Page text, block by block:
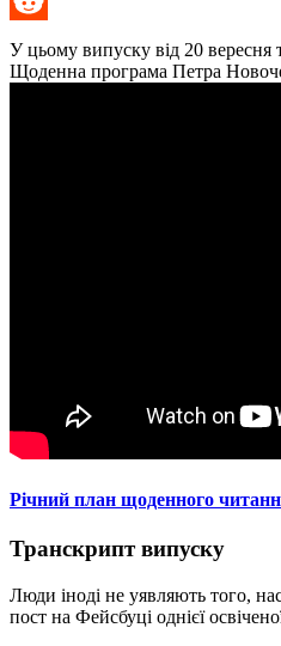
Reddit
У цьому випуску від 20 вересня
Щоденна програма Петра
Річний план щоденного
Транскрипт випуску
Люди іноді не уявляють того,
пост на Фейсбуці однієї